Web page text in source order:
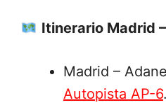
Itinerario Madrid
Madrid –
Autopista AP-6